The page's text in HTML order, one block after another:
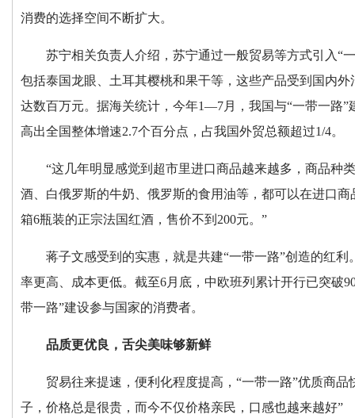
消费的选择空间不断扩大。
苏宁相关负责人介绍，苏宁通过一般贸易等方式引入“
包括泰国龙眼、土耳其樱桃和果干等，这些产品受到国内
达数百万元。据海关统计，今年1—7月，我国与“一带一路”
高出全国整体增速2.7个百分点，占我国外贸总额超过1/4。
“这几年明显感觉到超市里进口商品越来越多，商品种
酒、白俄罗斯的牛奶、俄罗斯的食用油等，都可以在进口
箱6瓶装的正宗法国红酒，售价不到200元。”
蒋子文感受到的实惠，就是共建“一带一路”创造的红
率更高、成本更低。截至6月底，中欧班列累计开行已突破
带一路”建设参与国家的消费者。
品质更优良，舌尖美味够新鲜
贸易往来提速，便利化程度提高，“一带一路”优质商
子，价格总是很贵，而今不仅价格亲民，口感也越来越好”